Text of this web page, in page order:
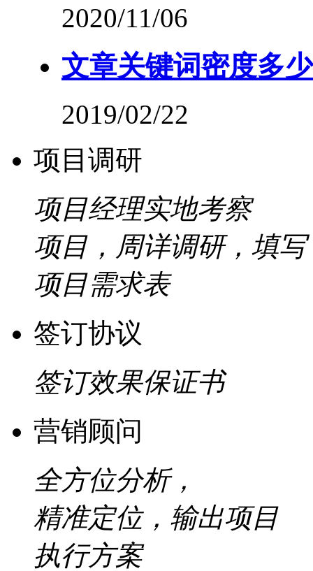
2020/11/06
文章关键词密度多
2019/02/22
项目调研
项目经理实地考察
项目，周详调研，填写
项目需求表
签订协议
签订效果保证书
营销顾问
全方位分析，
精准定位，输出项目
执行方案